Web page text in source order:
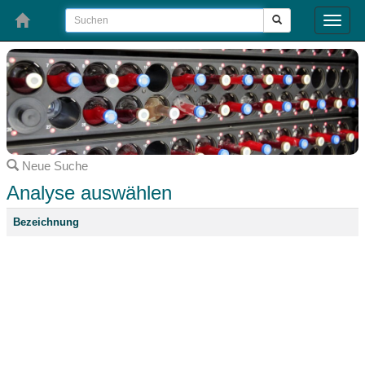
Toggle
Neue Suche
Analyse auswählen
Bezeichnung